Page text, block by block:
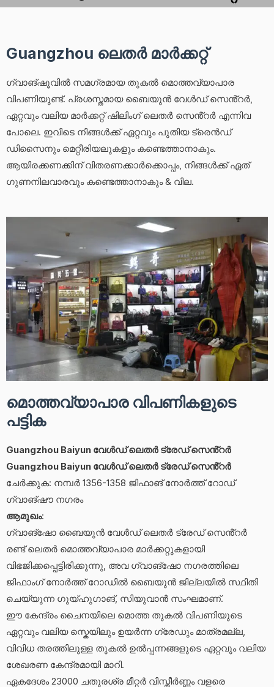
Guangzhou ലെതർ മാർക്കറ്റ്
ഗ്വാങ്‌ഷൂവിൽ സമഗ്രമായ തുകൽ മൊത്തവ്യാപാര
വിപണിയുണ്ട്. പ്രശസ്തമായ ബൈയുൻ വേൾഡ് സെൻ്റർ,
ഏറ്റവും വലിയ മാർക്കറ്റ് ഷിലിംഗ് ലെതർ സെൻ്റർ എന്നിവ
പോലെ. ഇവിടെ നിങ്ങൾക്ക് ഏറ്റവും പുതിയ ട്രെൻഡ്
ഡിസൈനും മെറ്റീരിയലുകളും കണ്ടെത്താനാകും.
ആയിരക്കണക്കിന് വിതരണക്കാർക്കൊപ്പം, നിങ്ങൾക്ക് ഏത്
ഗുണനിലവാരവും കണ്ടെത്താനാകും & വില.
മൊത്തവ്യാപാര വിപണികളുടെ
പട്ടിക
Guangzhou Baiyun വേൾഡ് ലെതർ ട്രേഡ് സെൻ്റർ
Guangzhou Baiyun വേൾഡ് ലെതർ ട്രേഡ് സെൻ്റർ
ചേർക്കുക: നമ്പർ 1356-1358 ജിഫാങ് നോർത്ത് റോഡ്
ഗ്വാങ്‌ഷൗ നഗരം
ആമുഖം:
ഗ്വാങ്‌ഷോ ബൈയുൻ വേൾഡ് ലെതർ ട്രേഡ് സെൻ്റർ
രണ്ട് ലെതർ മൊത്തവ്യാപാര മാർക്കറ്റുകളായി
വിഭജിക്കപ്പെട്ടിരിക്കുന്നു, അവ ഗ്വാങ്‌ഷോ നഗരത്തിലെ
ജിഫാംഗ് നോർത്ത് റോഡിൽ ബൈയുൻ ജില്ലയിൽ സ്ഥിതി
ചെയ്യുന്ന ഗുയ്‌ഹുഗാങ്, സിയുവാൻ സംഘമാണ്.
ഈ കേന്ദ്രം ചൈനയിലെ മൊത്ത തുകൽ വിപണിയുടെ
ഏറ്റവും വലിയ സ്കെയിലും ഉയർന്ന ഗ്രേഡും മാത്രമല്ല,
വിവിധ തരത്തിലുള്ള തുകൽ ഉൽപ്പന്നങ്ങളുടെ ഏറ്റവും വലിയ
ശേഖരണ കേന്ദ്രമായി മാറി.
ഏകദേശം 23000 ചതുരശ്ര മീറ്റർ വിസ്തീർണ്ണം വളരെ